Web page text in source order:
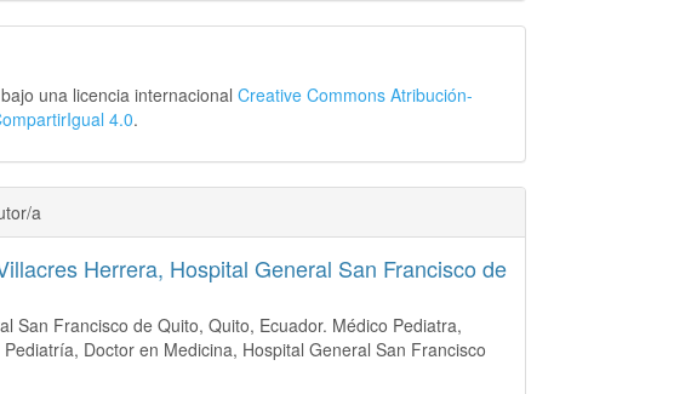
una licencia internacional Creative Commons Atribución-
4.0.
a
Herrera, Hospital General San Francisco de
San Francisco de Quito, Quito, Ecuador. Médico Pediatra,
Doctor en Medicina, Hospital General San Francisco